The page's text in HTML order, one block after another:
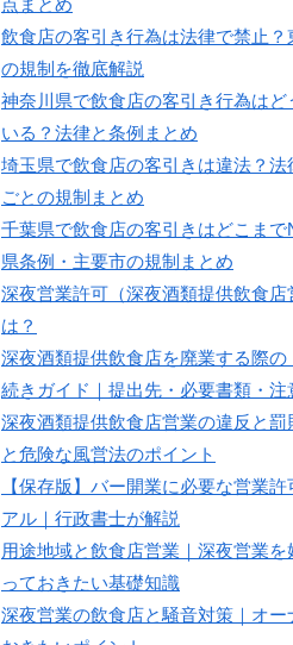
点まとめ
飲食店の客引き行為は法律で禁止？
の規制を徹底解説
神奈川県で飲食店の客引き行為はど
いる？法律と条例まとめ
埼玉県で飲食店の客引きは違法？法
ごとの規制まとめ
千葉県で飲食店の客引きはどこまで
県条例・主要市の規制まとめ
深夜営業許可（深夜酒類提供飲食店
は？
深夜酒類提供飲食店を廃業する際の
続きガイド｜提出先・必要書類・注
深夜酒類提供飲食店営業の違反と罰
と危険な風営法のポイント
【保存版】バー開業に必要な営業許
アル｜行政書士が解説
用途地域と飲食店営業｜深夜営業を
っておきたい基礎知識
深夜営業の飲食店と騒音対策｜オー